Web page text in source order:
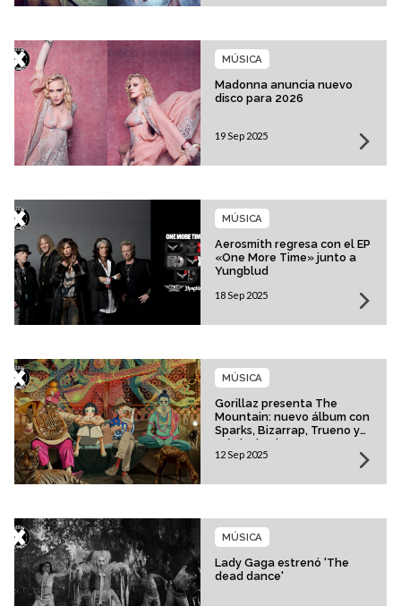
Madonna anuncia nuevo
disco para 2026
MÚSICA
19 Sep 2025
Aerosmith regresa con el EP
«One More Time» junto a
Yungblud
MÚSICA
18 Sep 2025
Gorillaz presenta The
Mountain: nuevo álbum con
Sparks, Bizarrap, Trueno y
más invitados
MÚSICA
12 Sep 2025
Lady Gaga estrenó 'The
dead dance'
MÚSICA